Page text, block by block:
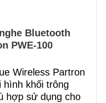
Bluetooth
PWE-100
Wireless Partron
hình khối trông
hợp sử dụng cho